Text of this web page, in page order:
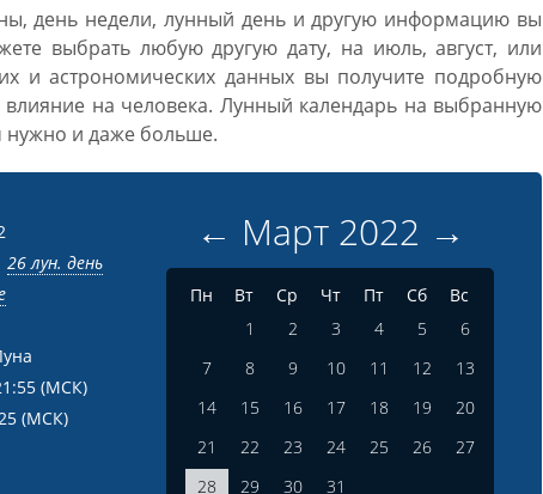
день недели, лунный день и другую информацию вы
выбрать любую другую дату, на июль, август, или
и астрономических данных вы получите подробную
на человека. Лунный календарь на выбранную
нужно и даже больше.
26 лун. день
(МСК)
(МСК)
← Март 2022 →
Пн Вт Ср Чт Пт Сб
Вс
1
2 3 4 5
6
7
8 9 10 11 12
13
14
15 16 17 18 19
20
21
22 23 24 25 26
27
28
29 30 31